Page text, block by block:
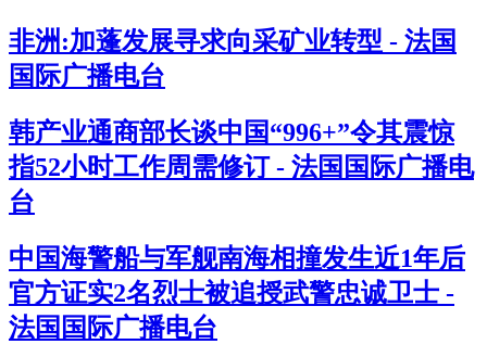
非洲:加蓬发展寻求向采矿业转型 - 法国
国际广播电台
韩产业通商部长谈中国“996+”令其震惊
指52小时工作周需修订 - 法国国际广播电
台
中国海警船与军舰南海相撞发生近1年后
官方证实2名烈士被追授武警忠诚卫士 -
法国国际广播电台